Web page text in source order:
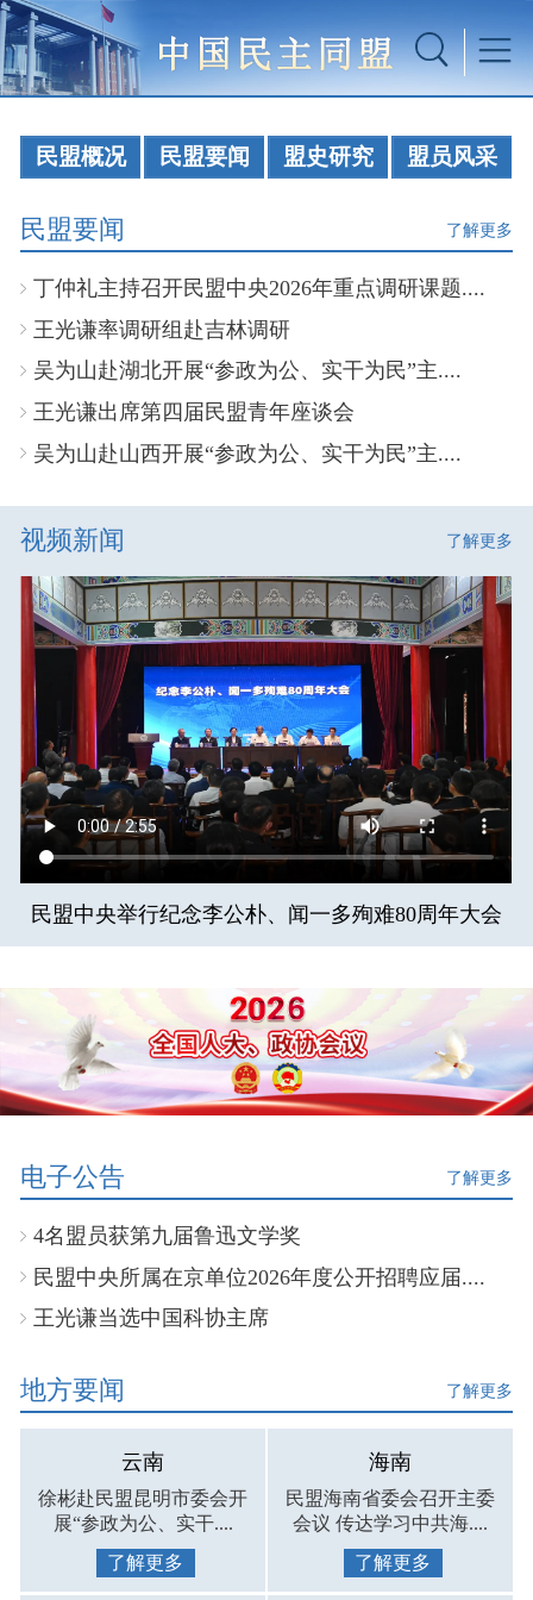
民盟概况 民盟要闻 盟史研究 盟员风采
民盟要闻 了解更多
丁仲礼主持召开民盟中央2026年重点调研课题....
王光谦率调研组赴吉林调研
吴为山赴湖北开展“参政为公、实干为民”主....
王光谦出席第四届民盟青年座谈会
吴为山赴山西开展“参政为公、实干为民”主....
视频新闻 了解更多
民盟中央举行纪念李公朴、闻一多殉难80周年大会
电子公告 了解更多
4名盟员获第九届鲁迅文学奖
民盟中央所属在京单位2026年度公开招聘应届....
王光谦当选中国科协主席
地方要闻 了解更多
云南
徐彬赴民盟昆明市委会开
展“参政为公、实干....
了解更多
海南
民盟海南省委会召开主委
会议 传达学习中共海....
了解更多